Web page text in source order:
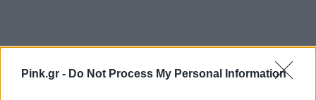
Pink.gr - Do Not Process My Personal Information